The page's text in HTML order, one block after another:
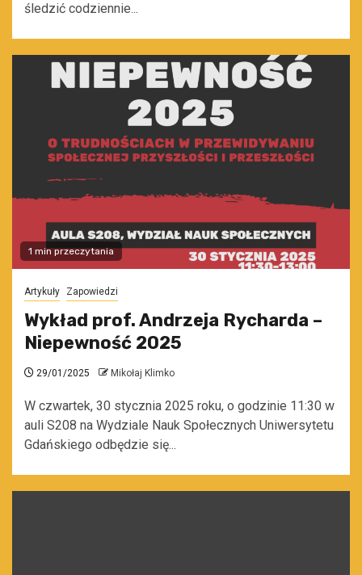
śledzić codziennie...
1 min przeczytania
Artykuły Zapowiedzi
Wykład prof. Andrzeja Rycharda –
Niepewność 2025
29/01/2025 Mikołaj Klimko
W czwartek, 30 stycznia 2025 roku, o godzinie 11:30 w
auli S208 na Wydziale Nauk Społecznych Uniwersytetu
Gdańskiego odbędzie się...